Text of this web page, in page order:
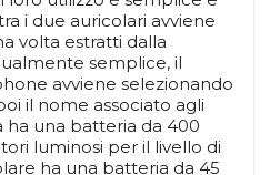
i due auricolari avviene
volta estratti dalla
semplice, il
avviene selezionando
il nome associato agli
ha una batteria da 400
luminosi per il livello di
ha una batteria da 45